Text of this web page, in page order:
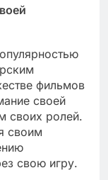
фильмов
своей
своих ролей.
своим
свою игру.